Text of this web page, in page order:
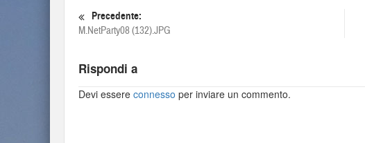
Precedente:
M.NetParty08 (132).JPG
Rispondi a
Devi essere connesso per inviare un commento.